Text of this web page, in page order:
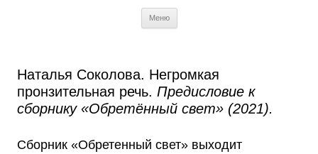
Меню
Наталья Соколова. Негромкая
пронзительная речь. Предисловие к
сборнику «Обретённый свет» (2021).
Сборник «Обретенный свет» выходит